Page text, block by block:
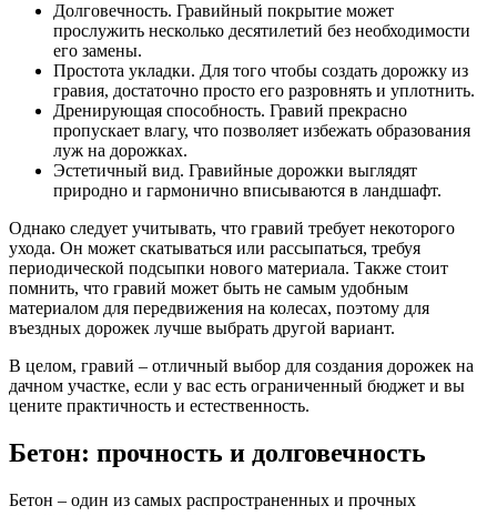
Долговечность. Гравийный покрытие может
прослужить несколько десятилетий без необходимости
его замены.
Простота укладки. Для того чтобы создать дорожку из
гравия, достаточно просто его разровнять и уплотнить.
Дренирующая способность. Гравий прекрасно
пропускает влагу, что позволяет избежать образования
луж на дорожках.
Эстетичный вид. Гравийные дорожки выглядят
природно и гармонично вписываются в ландшафт.
Однако следует учитывать, что гравий требует некоторого
ухода. Он может скатываться или рассыпаться, требуя
периодической подсыпки нового материала. Также стоит
помнить, что гравий может быть не самым удобным
материалом для передвижения на колесах, поэтому для
въездных дорожек лучше выбрать другой вариант.
В целом, гравий – отличный выбор для создания дорожек на
дачном участке, если у вас есть ограниченный бюджет и вы
цените практичность и естественность.
Бетон: прочность и долговечность
Бетон – один из самых распространенных и прочных